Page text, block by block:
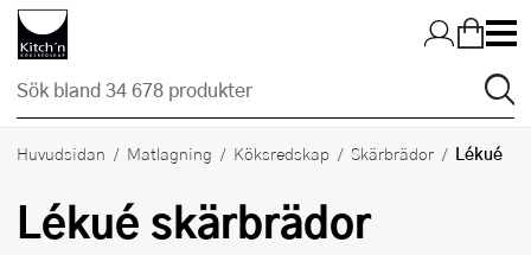
Hopp till huvudinnehållet
Huvudsidan Matlagning Köksredskap Skärbrädor Lékué
Lékué skärbrädor